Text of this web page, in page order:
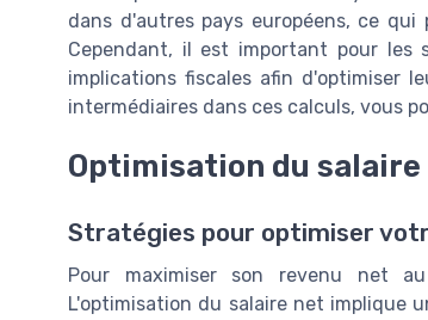
dans d'autres pays européens, ce
Cependant, il est important pour les
implications fiscales afin d'optimiser
intermédiaires dans ces calculs, vous
Optimisation du salaire
Stratégies pour optimiser
Pour maximiser son revenu net
L'optimisation du salaire net implique